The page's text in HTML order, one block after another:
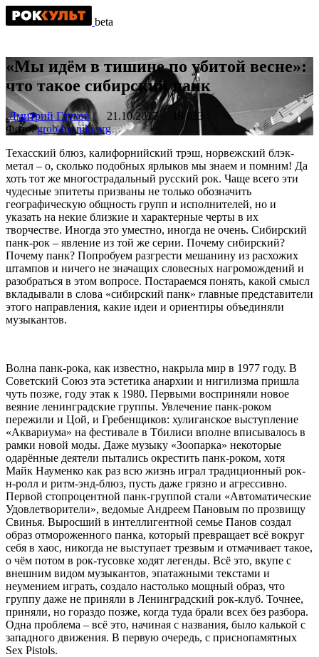
beta
«Мы идём в тишине по убитой весне»:
что такое сибирский панк
Дмитрий Глухов 21.10.2017
19 033
Фото:grob-hroniki.org
Техасский блюз, калифорнийский трэш, норвежский блэк-
метал – о, сколько подобных ярлыков мы знаем и помним! Да
хоть тот же многострадальный русский рок. Чаще всего эти
чудесные эпитеты призваны не только обозначить
географическую общность групп и исполнителей, но и
указать на некие близкие и характерные черты в их
творчестве. Иногда это уместно, иногда не очень. Сибирский
панк-рок – явление из той же серии. Почему сибирский?
Почему панк? Попробуем разгрести мешанину из расхожих
штампов и ничего не значащих словесных нагромождений и
разобраться в этом вопросе. Постараемся понять, какой смысл
вкладывали в слова «сибирский панк» главные представители
этого направления, какие идеи и ориентиры объединяли
музыкантов.
Волна панк-рока, как известно, накрыла мир в 1977 году. В
Советский Союз эта эстетика анархии и нигилизма пришла
чуть позже, году этак к 1980. Первыми восприняли новое
веяние ленинградские группы. Увлечение панк-роком
пережили и Цой, и Гребенщиков: хулиганское выступление
«Аквариума» на фестивале в Тбилиси вполне вписывалось в
рамки новой моды. Даже музыку «Зоопарка» некоторые
одарённые деятели пытались окрестить панк-роком, хотя
Майк Науменко как раз всю жизнь играл традиционный рок-
н-ролл и ритм-энд-блюз, пусть даже грязно и агрессивно.
Первой стопроцентной панк-группой стали «Автоматические
Удовлетворители», ведомые Андреем Пановым по прозвищу
Свинья. Выросший в интеллигентной семье Панов создал
образ отмороженного панка, который превращает всё вокруг
себя в хаос, никогда не выступает трезвым и отмачивает такое,
о чём потом в рок-тусовке ходят легенды. Всё это, вкупе с
внешним видом музыкантов, эпатажными текстами и
неумением играть, создало настолько мощный образ, что
группу даже не приняли в Ленинградский рок-клуб. Точнее,
приняли, но гораздо позже, когда туда брали всех без разбора.
Одна проблема – всё это, начиная с названия, было калькой с
западного движения. В первую очередь, с приснопамятных
Sex Pistols.